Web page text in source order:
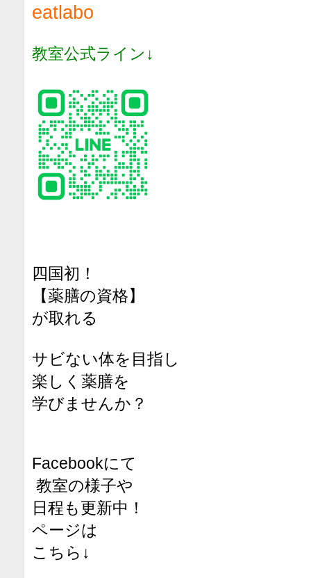
eatlabo
教室公式ライン↓
四国初！
【薬膳の資格】
が取れる
サビない体を目指し
楽しく薬膳を
学びませんか？
Facebookにて
教室の様子や
日程も更新中！
ページは
こちら↓